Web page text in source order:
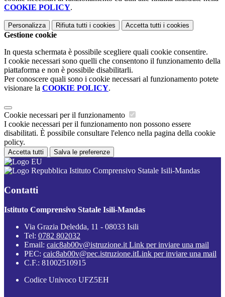
COOKIE POLICY.
Personalizza Rifiuta tutti i cookies Accetta tutti i cookies
Gestione cookie
In questa schermata è possibile scegliere quali cookie consentire.
I cookie necessari sono quelli che consentono il funzionamento della
piattaforma e non è possibile disabilitarli.
Per conoscere quali sono i cookie necessari al funzionamento potete
visionare la COOKIE POLICY.
Cookie necessari per il funzionamento
I cookie necessari per il funzionamento non possono essere
disabilitati. È possibile consultare l'elenco nella pagina della cookie
policy.
Accetta tutti Salva le preferenze
Istituto Comprensivo Statale Isili-Mandas
Contatti
Istituto Comprensivo Statale Isili-Mandas
Via Grazia Deledda, 11 - 08033 Isili
Tel: 0782 802032
Email: caic8ab00v@istruzione.it Link per inviare una mail
PEC: caic8ab00v@pec.istruzione.itLink per inviare una mail
C.F.: 81002510915
Codice Univoco UFZ5EH